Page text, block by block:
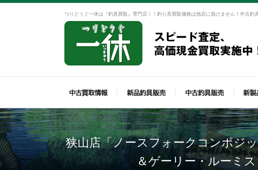
つりどうぐ一休は『釣具買取』専門店！！釣り具買取価格は他店に負けません！中古
狭山店「ノースフォークコンポジ
＆ゲーリー・ルーミ